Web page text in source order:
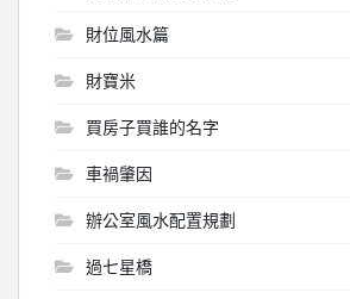
財位風水篇
財寶米
買房子買誰的名字
車禍肇因
辦公室風水配置規劃
過七星橋